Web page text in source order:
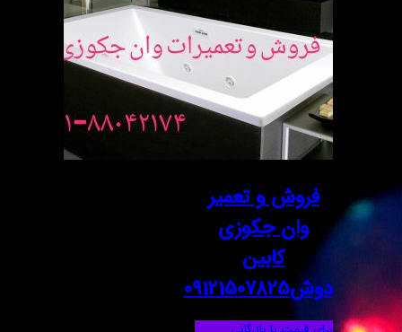
فروش و تعمیر
وان جکوزی
کابین
دوش09121507825